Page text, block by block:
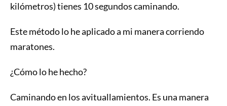
kilómetros) tienes 10 segundos caminando.
Este método lo he aplicado a mi manera corriendo
maratones.
¿Cómo lo he hecho?
Caminando en los avituallamientos. Es una manera